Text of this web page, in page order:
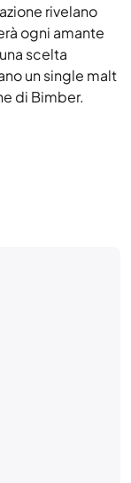
rivelano
ogni amante
scelta
un single malt
di Bimber.